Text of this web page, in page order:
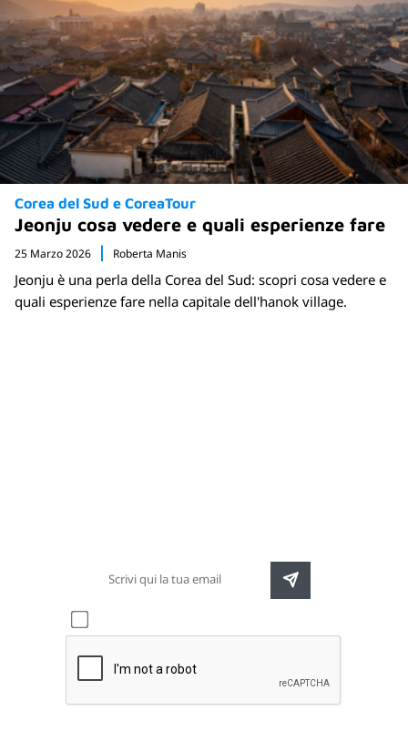
Corea del Sud e CoreaTour
Jeonju cosa vedere e quali esperienze fare
25 Marzo 2026 Roberta Manis
Jeonju è una perla della Corea del Sud: scopri cosa vedere e
quali esperienze fare nella capitale dell'hanok village.